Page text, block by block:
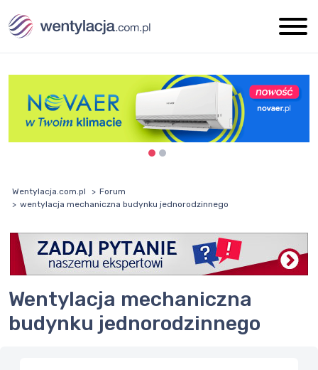
Wentylacja.com.pl
Forum
wentylacja mechaniczna budynku jednorodzinnego
wentylacja mechaniczna
budynku jednorodzinnego